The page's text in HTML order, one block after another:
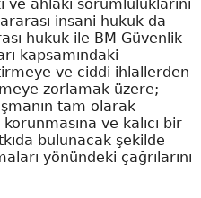
ahlaki sorumluluklarını
insani hukuk da
hukuk ile BM Güvenlik
kapsamındaki
ve ciddi ihlallerden
zorlamak üzere;
tam olarak
ve kalıcı bir
bulunacak şekilde
yönündeki çağrılarını